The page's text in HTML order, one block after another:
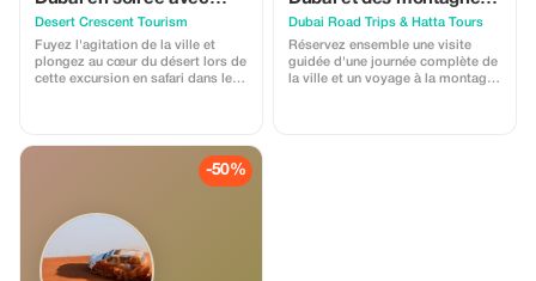
dîner barbecue
Desert Crescent Tourism
Fuyez l'agitation de la ville et
plongez au cœur du désert lors de
cette excursion en safari dans le
bord d'un véhicule tout-terrain
puis installez-vous pour un
savoureux repas grillé sous les
traditionnel. Les excursions en
petits groupes incluent un dîner
buffet et des rafraîchissements.
d'Hatta en offre spéciale
Dubai Road Trips & Hatta Tours
Réservez ensemble une visite
guidée d'une journée complète de
la ville et un voyage à la montagne
-50%